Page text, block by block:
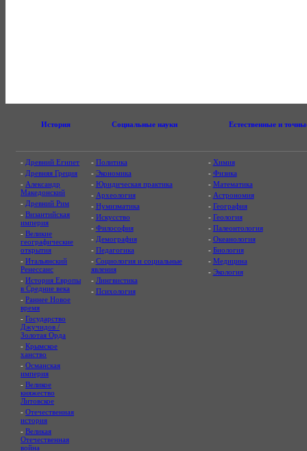
История Социальные науки Естественные и
- Древний Египет
- Древняя Греция
- Александр
Македонский
- Древний Рим
- Византийская
империя
- Великие
географические
открытия
- Итальянский
Ренессанс
- История Европы
в Средние века
- Раннее Новое
время
- Государство
Джучидов /
Золотая Орда
- Крымское
ханство
- Османская
империя
- Великое
княжество
Литовское
- Отечественная
история
- Великая
Отечественная
война
- Политика
- Экономика
- Юридическая практика
- Археология
- Нумизматика
- Искусство
- Философия
- Демография
- Педагогика
- Социология и социальные
явления
- Лингвистика
- Психология
- Химия
- Физика
- Математика
- Астрономия
- География
- Геология
- Палеонтология
- Океанология
- Биология
- Медицина
- Экология